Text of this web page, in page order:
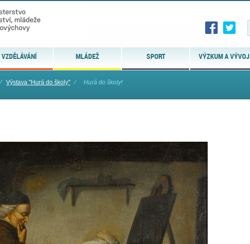
VZDĚLÁVÁNÍ MLÁDEŽ SPORT VÝZKUM A VÝVOJ
⁄ Výstava "Hurá do školy" ⁄ Hurá do školy!